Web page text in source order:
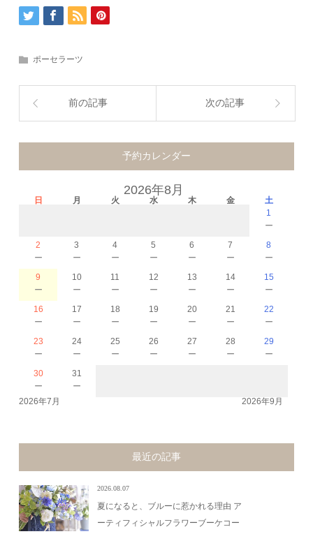
ポーセラーツ
前の記事 次の記事
予約カレンダー
2026年8月
日 月 火 水 木 金
土
1
－
2
－
3
－
4
－
5
－
6
－
7
－
8
－
9
－
10
－
11
－
12
－
13
－
14
－
15
－
16
－
17
－
18
－
19
－
20
－
21
－
22
－
23
－
24
－
25
－
26
－
27
－
28
－
29
－
30
－
31
－
2026年7月 2026年9月
最近の記事
2026.08.07
夏になると、ブルーに惹かれる理由 ア
ーティフィシャルフラワーブーケコー